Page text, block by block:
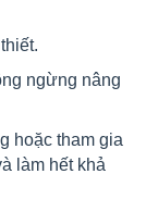
ngừng nâng
hoặc tham gia
làm hết khả